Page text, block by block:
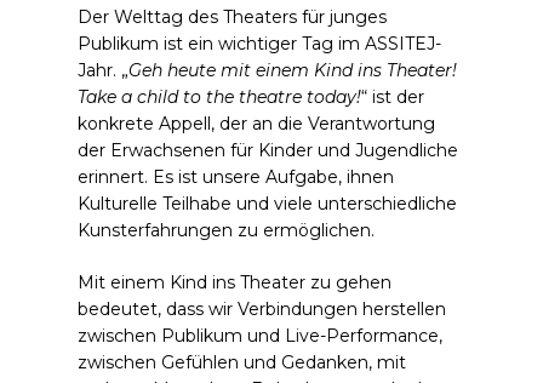
Der Welttag des Theaters für junges
Publikum ist ein wichtiger Tag im ASSITEJ-
Jahr. „Geh heute mit einem Kind ins Theater!
Take a child to the theatre today!“ ist der
konkrete Appell, der an die Verantwortung
der Erwachsenen für Kinder und Jugendliche
erinnert. Es ist unsere Aufgabe, ihnen
Kulturelle Teilhabe und viele unterschiedliche
Kunsterfahrungen zu ermöglichen.
Mit einem Kind ins Theater zu gehen
bedeutet, dass wir Verbindungen herstellen
zwischen Publikum und Live-Performance,
zwischen Gefühlen und Gedanken, mit